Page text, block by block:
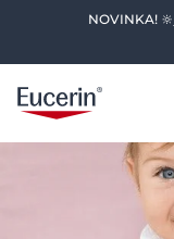
NOVINKA! 🔆